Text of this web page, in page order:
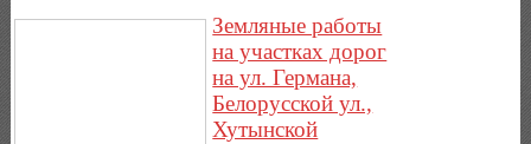
Земляные работы
на участках дорог
на ул. Германа,
Белорусской ул.,
Хутынской